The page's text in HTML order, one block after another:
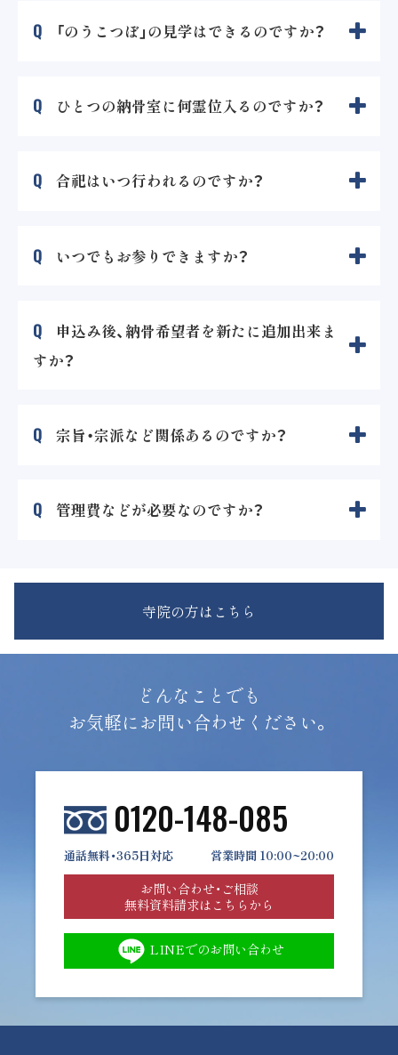
Q 「のうこつぼ」の見学はできるのですか？
Q ひとつの納骨室に何霊位入るのですか？
Q 合祀はいつ行われるのですか？
Q いつでもお参りできますか？
Q
申込み後、納骨希望者を新たに追加出来ま
すか？
Q 宗旨・宗派など関係あるのですか？
Q 管理費などが必要なのですか？
寺院の方はこちら
どんなことでも
お気軽にお問い合わせください。
0120-148-085
通話無料・365日対応 営業時間 10:00~20:00
お問い合わせ・ご相談
無料資料請求はこちらから
LINEでのお問い合わせ